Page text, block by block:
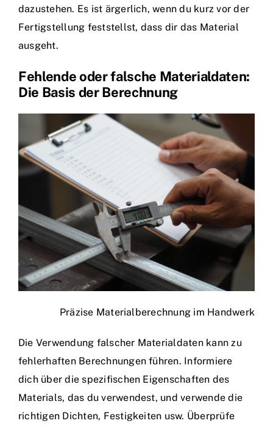
dazustehen. Es ist ärgerlich, wenn du kurz vor der
Fertigstellung feststellst, dass dir das Material
ausgeht.
Fehlende oder falsche Materialdaten:
Die Basis der Berechnung
Präzise Materialberechnung im Handwerk
Die Verwendung falscher Materialdaten kann zu
fehlerhaften Berechnungen führen. Informiere
dich über die spezifischen Eigenschaften des
Materials, das du verwendest, und verwende die
richtigen Dichten, Festigkeiten usw. Überprüfe